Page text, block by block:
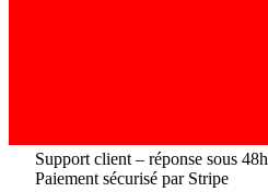
Support client – réponse sous 48h
Paiement sécurisé par Stripe